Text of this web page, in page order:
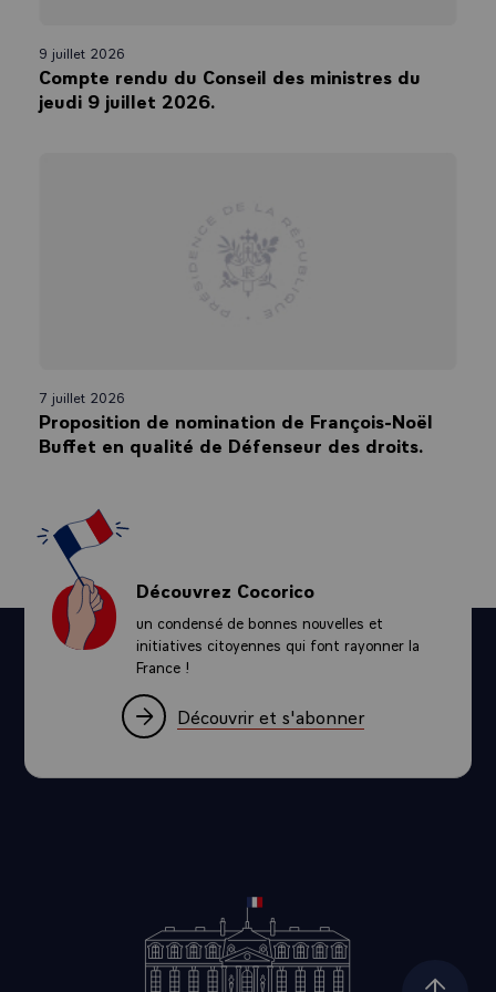
9 juillet 2026
Compte rendu du Conseil des ministres du
jeudi 9 juillet 2026.
7 juillet 2026
Proposition de nomination de François-Noël
Buffet en qualité de Défenseur des droits.
Découvrez Cocorico
un condensé de bonnes nouvelles et
initiatives citoyennes qui font rayonner la
France !
Découvrir et s'abonner